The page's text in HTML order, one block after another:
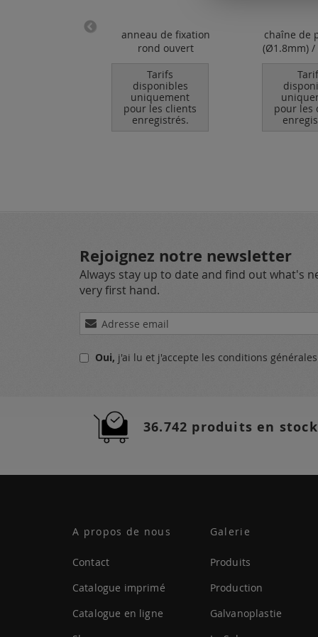
anneau de fixation
rond ouvert
Tarifs
disponibles
uniquement
pour les clients
enregistrés.
chaîne de
(Ø1.8mm) /
pour les
Rejoignez notre newsletter
Always stay up to date and find out what's
very first hand.
Inscription
à
lettreOui, j'ai lu et j'accepte les conditions générales
36.742 produits en stock
A propos de nous
Contact
Catalogue imprimé
Catalogue en ligne
Galerie
Produits
Production
Galvanoplastie